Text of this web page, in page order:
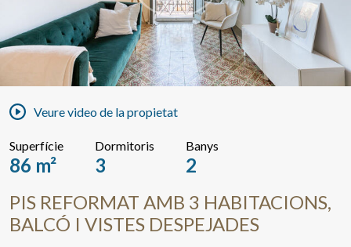
Veure video de la propietat
Superfície
86 m²
Dormitoris
3
Banys
2
PIS REFORMAT AMB 3 HABITACIONS,
BALCÓ I VISTES DESPEJADES